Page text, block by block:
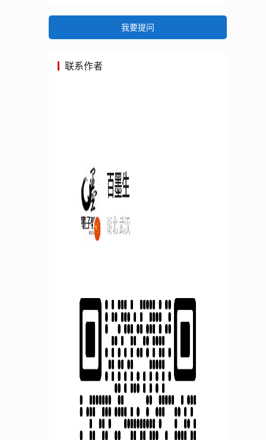
我要提问
联系作者